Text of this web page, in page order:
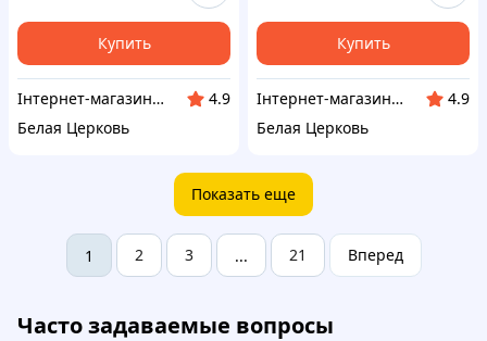
Купить
Інтернет-магазин Сувенір
4.9
Белая Церковь
Купить
Інтернет-магазин Сувенір
4.9
Белая Церковь
Показать еще
1 2 3 ... 21 Вперед
Часто задаваемые вопросы